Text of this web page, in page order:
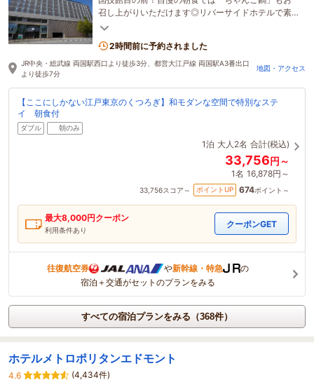
召し上がりいただけます◎リバーサイドホテルで素
敵なホテルステイをお過ごしください♪
2時間前に予約されました
JR中央・総武線 両国駅西口より徒歩3分、都営大江戸線 両国駅A3番出口
より徒歩7分
地図・アクセス
【ここにしかない江戸東京のくつろぎ】和モダンな空間で特別なステ
イ 朝食付
ダブル 朝のみ
1泊 大人2名 合計(税込)
33,756円～
1名 16,878円～
33,756スコア～ ポイントUP 674ポイント～
最大8,000円クーポン
利用条件あり
クーポンGET
往復航空券 や新幹線・特急
の
宿泊＋交通がセットのプランをみる
すべての宿泊プランをみる（368件）
ホテルメトロポリタンエドモント
4.6
(4,434件)